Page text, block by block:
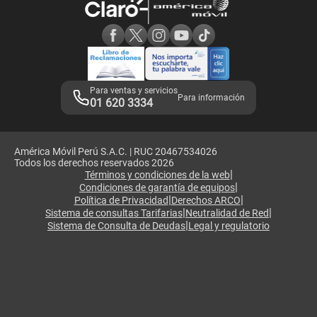
Adquirientes iPhone 6, 6S y SE
Mensaje de Seguridad
Términos y Condiciones de Tienda Claro
Libro de Reclamaciones
Legales de marketplace
Para ventas y servicios
01 620 3334 Para información
América Móvil Perú S.A.C. | RUC 20467534026
Todos los derechos reservados 2026
Términos y condiciones de la web|
Condiciones de garantía de equipos|
Política de Privacidad|Derechos ARCO|
Sistema de consultas Tarifarias|Neutralidad de Red|
Sistema de Consulta de Deudas|Legal y regulatorio